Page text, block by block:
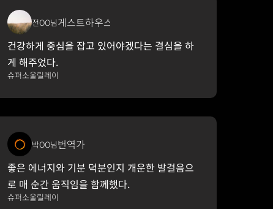
전OO님게스트하우스 운영
건강하게 중심을 잡고 있어야겠다는 결심을 하
게 해주었다.
슈퍼소울릴레이
박OO님번역가
좋은 에너지와 기분 덕분인지 개운한 발걸음으
로 매 순간 움직임을 함께했다.
슈퍼소울릴레이